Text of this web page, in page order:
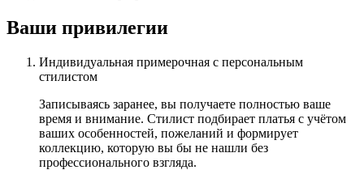
Ваши привилегии
Индивидуальная примерочная с персональным
стилистом
Записываясь заранее, вы получаете полностью ваше
время и внимание. Стилист подбирает платья с учётом
ваших особенностей, пожеланий и формирует
коллекцию, которую вы бы не нашли без
профессионального взгляда.